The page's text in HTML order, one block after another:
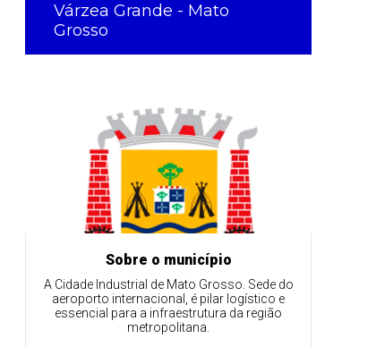
Várzea Grande - Mato
Grosso
Sobre o município
A Cidade Industrial de Mato Grosso. Sede do
aeroporto internacional, é pilar logístico e
essencial para a infraestrutura da região
metropolitana.